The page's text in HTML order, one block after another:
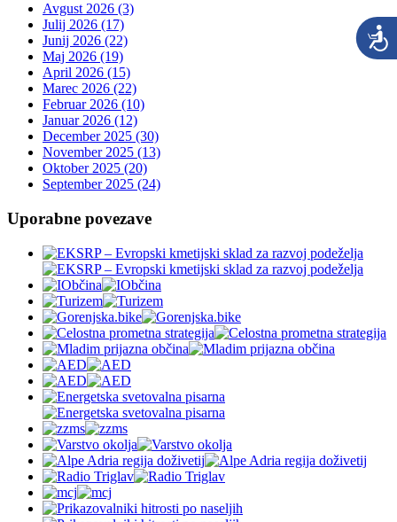
Avgust 2026 (3)
Julij 2026 (17)
Junij 2026 (22)
Maj 2026 (19)
April 2026 (15)
Marec 2026 (22)
Februar 2026 (10)
Januar 2026 (12)
December 2025 (30)
November 2025 (13)
Oktober 2025 (20)
September 2025 (24)
Uporabne povezave